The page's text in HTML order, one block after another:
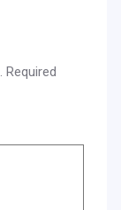
Required